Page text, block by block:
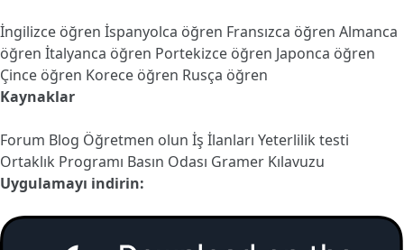
İngilizce öğren İspanyolca öğren Fransızca öğren Almanca
öğren İtalyanca öğren Portekizce öğren Japonca öğren
Çince öğren Korece öğren Rusça öğren
Kaynaklar
Forum Blog Öğretmen olun İş İlanları Yeterlilik testi
Ortaklık Programı Basın Odası Gramer Kılavuzu
Uygulamayı indirin: